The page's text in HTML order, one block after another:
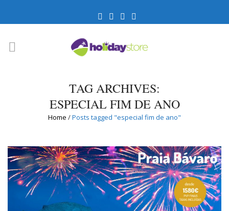
TAG ARCHIVES:
ESPECIAL FIM DE ANO
Home /Posts tagged "especial fim de ano"